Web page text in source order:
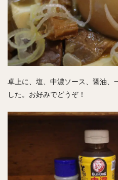
卓上に、塩、中濃ソース、醤油、
した。お好みでどうぞ！